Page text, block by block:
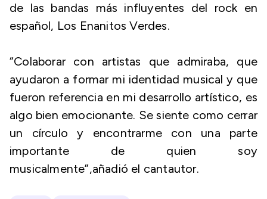
de las bandas más influyentes del rock en
español, Los Enanitos Verdes.
“Colaborar con artistas que admiraba, que
ayudaron a formar mi identidad musical y que
fueron referencia en mi desarrollo artístico, es
algo bien emocionante. Se siente como cerrar
un círculo y encontrarme con una parte
importante de quien soy
musicalmente”,añadió el cantautor.